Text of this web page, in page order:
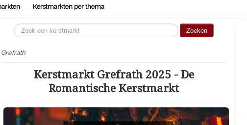
Kerstmarkten per thema
Zoeken... Zoeken
Grefrath
Kerstmarkt Grefrath 2025 - De
Romantische Kerstmarkt